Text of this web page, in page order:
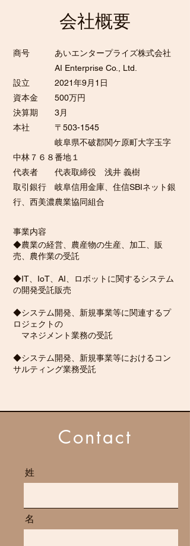
​会社概要
商号 あいエンタープライズ株式会社
AI Enterprise Co., Ltd.
設立 2021年9月1日
資本金 500万円
決算期 3月
本社 〒503-1545
岐阜県不破郡関ケ原町大字玉字
中林７６８番地１
代表者 代表取締役 浅井 義樹
取引銀行 岐阜信用金庫、住信SBIネット銀
行、西美濃農業協同組合
事業内容
◆農業の経営、農産物の生産、加工、販
売、農作業の受託
◆IT、IoT、AI、ロボットに関するシステム
の開発受託販売
◆システム開発、新規事業等に関連するプ
ロジェクトの
マネジメント業務の受託
◆システム開発、新規事業等におけるコン
サルティング業務受託
Contact
姓
名